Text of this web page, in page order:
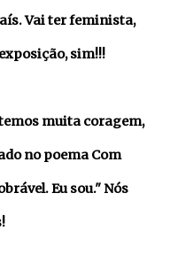
Vai ter feminista,
sim!!!
muita coragem,
no poema Com
Eu sou." Nós